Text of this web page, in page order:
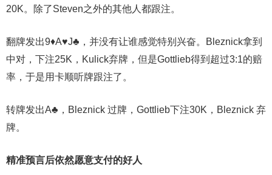
20K。除了Steven之外的其他人都跟注。
翻牌发出9♦A♥J♣，并没有让谁感觉特别兴奋。Bleznick拿到
中对，下注25K，Kulick弃牌，但是Gottlieb得到超过3:1的赔
率，于是用卡顺听牌跟注了。
转牌发出A♣，Bleznick 过牌，Gottlieb下注30K，Bleznick 弃
牌。
精准预言后依然愿意支付的好人